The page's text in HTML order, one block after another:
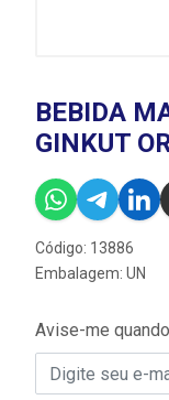
BEBIDA
GINKUT
Código: 13886
Embalagem: UN
Avise-me